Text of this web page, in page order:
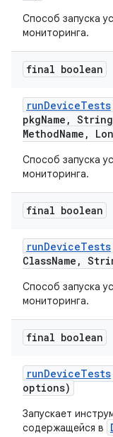
Способ запуска
мониторинга.
final boolean
runDeviceTests
pkgName ,
MethodName ,
Способ запуска
мониторинга.
final boolean
runDeviceTests
ClassName ,
Способ запуска
мониторинга.
final boolean
runDeviceTests
options)
Запускает
содержащейся в